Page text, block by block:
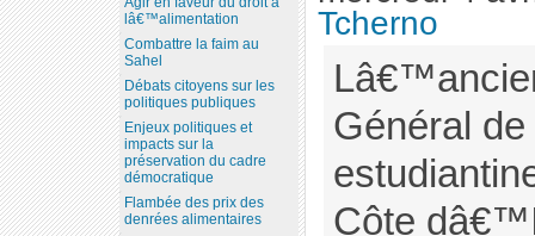
Tcherno
Général
Côte
lâ€™alimentation
Combattre la faim au
Sahel
Débats citoyens sur les
politiques publiques
Enjeux politiques et
impacts sur la
préservation du cadre
démocratique
Flambée des prix des
denrées alimentaires